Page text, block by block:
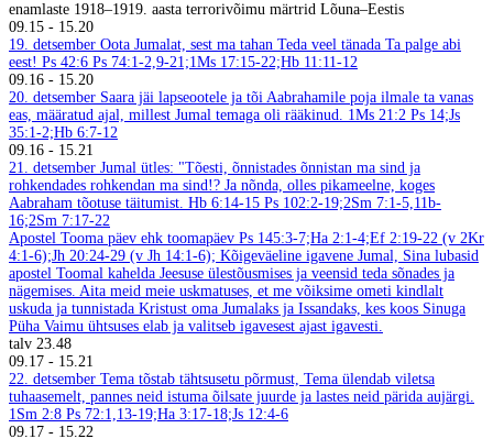
enamlaste 1918–1919. aasta terrorivõimu märtrid Lõuna–Eestis
09.15 - 15.20
19. detsember Oota Jumalat, sest ma tahan Teda veel tänada Ta palge abi
eest! Ps 42:6 Ps 74:1-2,9-21;1Ms 17:15-22;Hb 11:11-12
09.16 - 15.20
20. detsember Saara jäi lapseootele ja tõi Aabrahamile poja ilmale ta vanas
eas, määratud ajal, millest Jumal temaga oli rääkinud. 1Ms 21:2 Ps 14;Js
35:1-2;Hb 6:7-12
09.16 - 15.21
21. detsember Jumal ütles: "Tõesti, õnnistades õnnistan ma sind ja
rohkendades rohkendan ma sind!? Ja nõnda, olles pikameelne, koges
Aabraham tõotuse täitumist. Hb 6:14-15 Ps 102:2-19;2Sm 7:1-5,11b-
16;2Sm 7:17-22
Apostel Tooma päev ehk toomapäev Ps 145:3-7;Ha 2:1-4;Ef 2:19-22 (v 2Kr
4:1-6);Jh 20:24-29 (v Jh 14:1-6); Kõigeväeline igavene Jumal, Sina lubasid
apostel Toomal kahelda Jeesuse ülestõusmises ja veensid teda sõnades ja
nägemises. Aita meid meie uskmatuses, et me võiksime ometi kindlalt
uskuda ja tunnistada Kristust oma Jumalaks ja Issandaks, kes koos Sinuga
Püha Vaimu ühtsuses elab ja valitseb igavesest ajast igavesti.
talv 23.48
09.17 - 15.21
22. detsember Tema tõstab tähtsusetu põrmust, Tema ülendab viletsa
tuhaasemelt, pannes neid istuma õilsate juurde ja lastes neid pärida aujärgi.
1Sm 2:8 Ps 72:1,13-19;Ha 3:17-18;Js 12:4-6
09.17 - 15.22